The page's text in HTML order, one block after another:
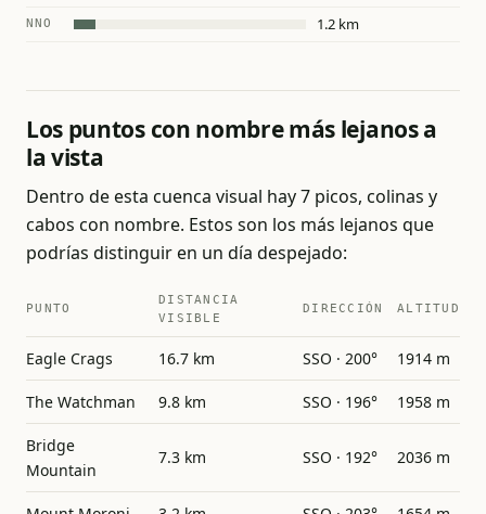
NNO 1.2 km
Los puntos con nombre más lejanos a
la vista
Dentro de esta cuenca visual hay 7 picos, colinas y
cabos con nombre. Estos son los más lejanos que
podrías distinguir en un día despejado:
PUNTO
DISTANCIA
VISIBLE
DIRECCIÓN ALTITUD
Eagle Crags 16.7 km SSO · 200° 1914 m
The Watchman 9.8 km SSO · 196° 1958 m
Bridge
Mountain
7.3 km SSO · 192° 2036 m